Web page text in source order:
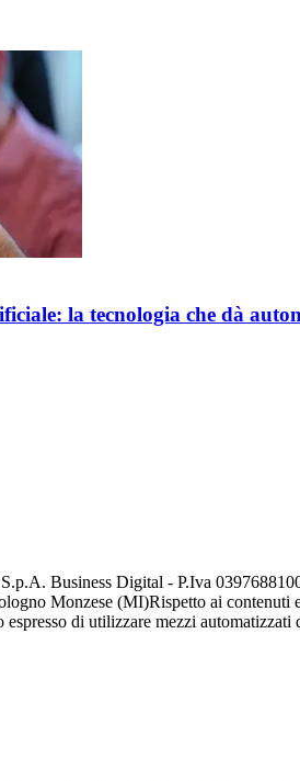
la tecnologia che dà
Business Digital - P.Iva
Monzese (MI)Rispetto ai contenuti
di utilizzare mezzi automatizzati